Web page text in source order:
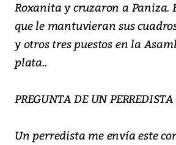
Roxanita y cruzaron a Paniza.
que le mantuvieran sus
y otros tres puestos en la
plata..
PREGUNTA DE UN PERREDISTA
Un perredista me envía este